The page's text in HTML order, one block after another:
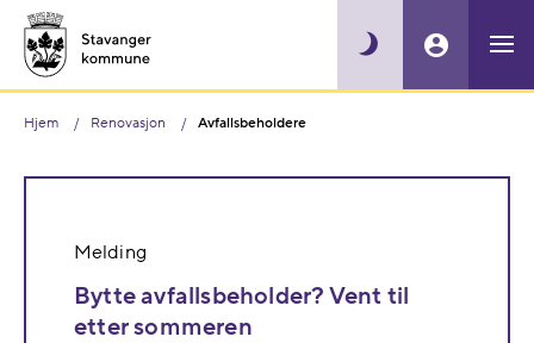
Hjem Renovasjon Avfallsbeholdere
Melding
Bytte avfallsbeholder? Vent til
etter sommeren